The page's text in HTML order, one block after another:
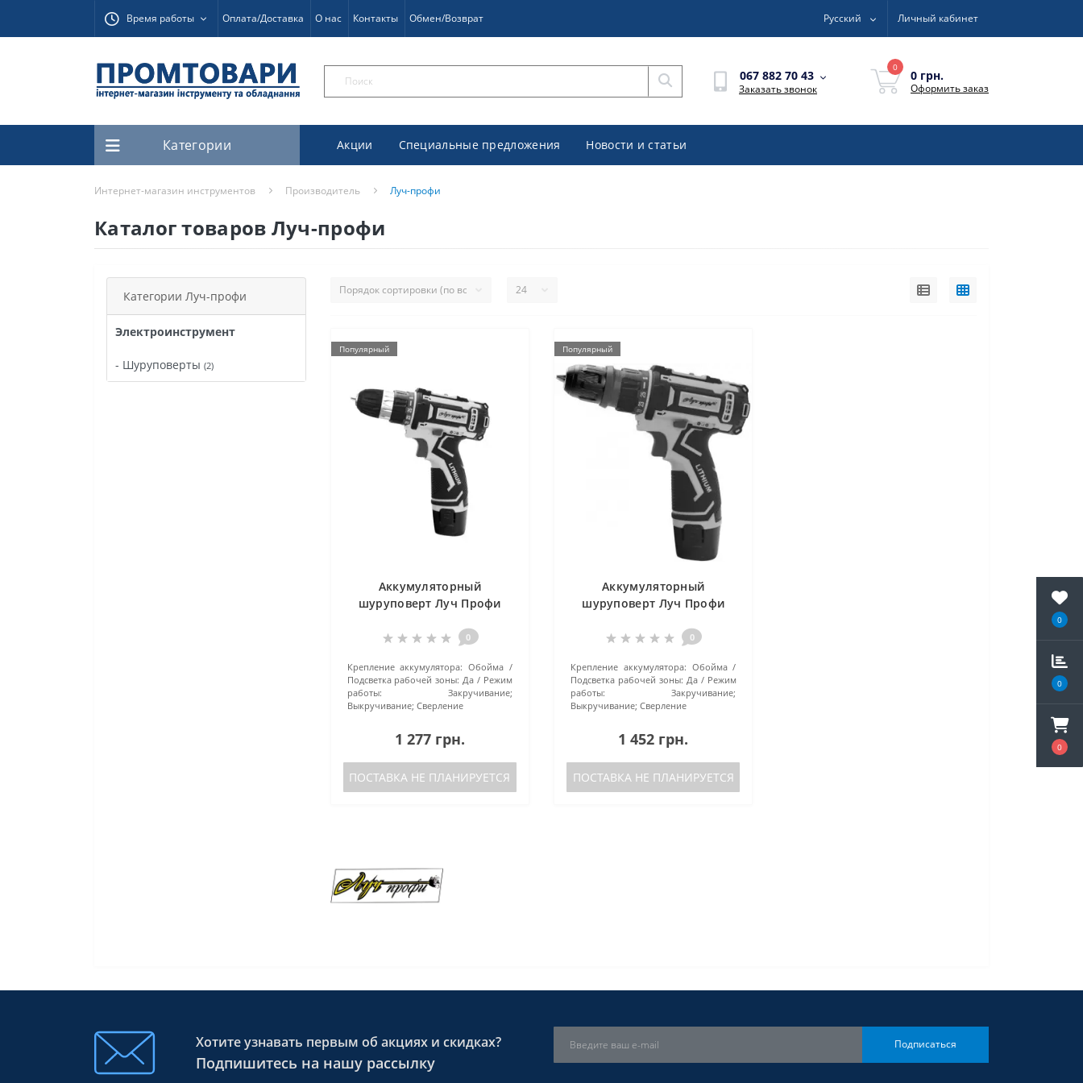
0
0
0
Время работы Оплата/Доставка О нас Контакты Обмен/Возврат Русский Личный кабинет
067 882 70 43
Заказать звонок
0
0 грн.
Оформить заказ
Категории Акции Специальные предложения Новости и статьи
Интернет-магазин инструментов Производитель Луч-профи
Каталог товаров Луч-профи
Категории Луч-профи
Электроинструмент
- Шуруповерты (2)
Популярный
Аккумуляторный
шуруповерт Луч Профи
0
Крепление аккумулятора: Обойма
Подсветка рабочей зоны: Да
Режим
работы:
Закручивание;
Выкручивание; Сверление
1 277 грн.
ПОСТАВКА НЕ ПЛАНИРУЕТСЯ
Популярный
Аккумуляторный
шуруповерт Луч Профи
0
Крепление аккумулятора: Обойма
Подсветка рабочей зоны: Да
Режим
работы:
Закручивание;
Выкручивание; Сверление
1 452 грн.
ПОСТАВКА НЕ ПЛАНИРУЕТСЯ
Хотите узнавать первым об акциях и скидках?
Подпишитесь на нашу рассылку
Подписаться